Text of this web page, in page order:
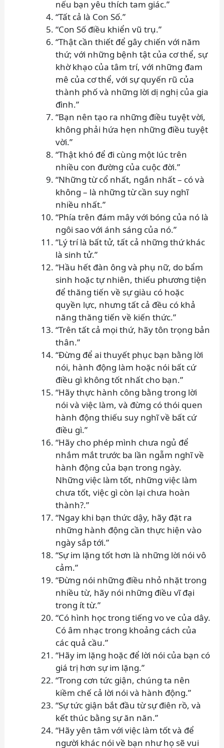
nếu bạn yêu thích tam giác.”
“Tất cả là Con Số.”
“Con Số điều khiển vũ trụ.”
“Thật cần thiết để gây chiến với năm
thứ; với những bệnh tật của cơ thể, sự
khờ khạo của tâm trí, với những đam
mê của cơ thể, với sự quyến rũ của
thành phố và những lời dị nghị của gia
đình.”
“Bạn nên tạo ra những điều tuyệt vời,
không phải hứa hẹn những điều tuyệt
vời.”
“Thật khó để đi cùng một lúc trên
nhiều con đường của cuộc đời.”
“Những từ cổ nhất, ngắn nhất – có và
không – là những từ cần suy nghĩ
nhiều nhất.”
“Phía trên đám mây với bóng của nó là
ngôi sao với ánh sáng của nó.”
“Lý trí là bất tử, tất cả những thứ khác
là sinh tử.”
“Hầu hết đàn ông và phụ nữ, do bẩm
sinh hoặc tự nhiên, thiếu phương tiện
để thăng tiến về sự giàu có hoặc
quyền lực, nhưng tất cả đều có khả
năng thăng tiến về kiến thức.”
“Trên tất cả mọi thứ, hãy tôn trọng bản
thân.”
“Đừng để ai thuyết phục bạn bằng lời
nói, hành động làm hoặc nói bất cứ
điều gì không tốt nhất cho bạn.”
“Hãy thực hành công bằng trong lời
nói và việc làm, và đừng có thói quen
hành động thiếu suy nghĩ về bất cứ
điều gì.”
“Hãy cho phép mình chưa ngủ để
nhắm mắt trước ba lần ngẫm nghĩ về
hành động của bạn trong ngày.
Những việc làm tốt, những việc làm
chưa tốt, việc gì còn lại chưa hoàn
thành?.”
“Ngay khi bạn thức dậy, hãy đặt ra
những hành động cần thực hiện vào
ngày sắp tới.”
“Sự im lặng tốt hơn là những lời nói vô
cảm.”
“Đừng nói những điều nhỏ nhặt trong
nhiều từ, hãy nói những điều vĩ đại
trong ít từ.”
“Có hình học trong tiếng vo ve của dây.
Có âm nhạc trong khoảng cách của
các quả cầu.”
“Hãy im lặng hoặc để lời nói của bạn có
giá trị hơn sự im lặng.”
“Trong cơn tức giận, chúng ta nên
kiềm chế cả lời nói và hành động.”
“Sự tức giận bắt đầu từ sự điên rồ, và
kết thúc bằng sự ăn năn.”
“Hãy yên tâm với việc làm tốt và để
người khác nói về bạn như họ sẽ vui